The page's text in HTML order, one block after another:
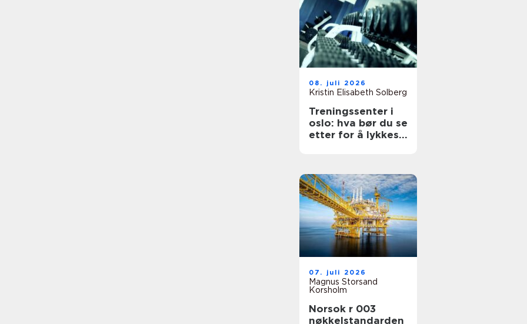
08. juli 2026
Kristin Elisabeth Solberg
Treningssenter i
oslo: hva bør du se
etter for å lykkes
07. juli 2026
Magnus Storsand
Korsholm
Norsok r 003
nøkkelstandarden